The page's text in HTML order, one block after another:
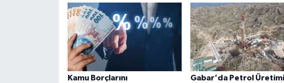
Kamu Borçlarını
Gabar'da Petrol